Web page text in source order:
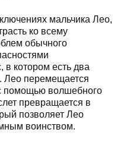
мальчика Лео,
ко всему
обычного
в котором есть два
Лео перемещается
помощью волшебного
превращается в
позволяет Лео
воинством.